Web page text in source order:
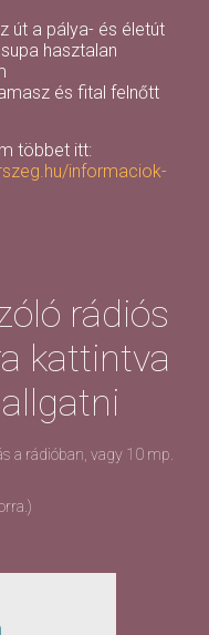
út a pálya- és életút
hasztalan
és fital felnőtt
többet itt:
informaciok-
rádiós
kattintva
a rádióban, vagy 10 mp.